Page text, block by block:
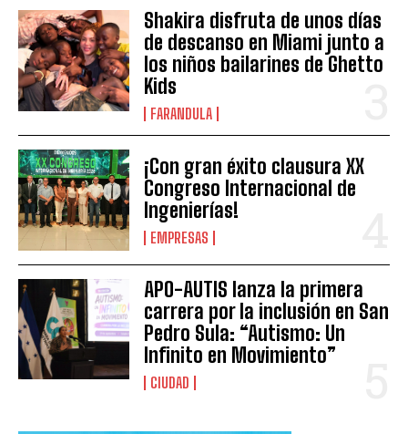
Shakira disfruta de unos días
de descanso en Miami junto a
los niños bailarines de Ghetto
Kids
FARANDULA
¡Con gran éxito clausura XX
Congreso Internacional de
Ingenierías!
EMPRESAS
APO-AUTIS lanza la primera
carrera por la inclusión en San
Pedro Sula: “Autismo: Un
Infinito en Movimiento”
CIUDAD